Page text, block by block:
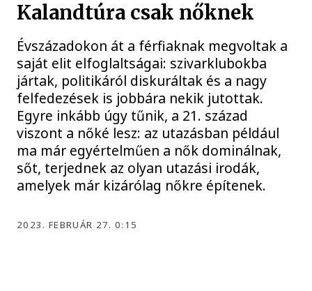
Kalandtúra csak nőknek
Évszázadokon át a férfiaknak megvoltak a
saját elit elfoglaltságai: szivarklubokba
jártak, politikáról diskuráltak és a nagy
felfedezések is jobbára nekik jutottak.
Egyre inkább úgy tűnik, a 21. század
viszont a nőké lesz: az utazásban például
ma már egyértelműen a nők dominálnak,
sőt, terjednek az olyan utazási irodák,
amelyek már kizárólag nőkre építenek.
2023. FEBRUÁR 27. 0:15